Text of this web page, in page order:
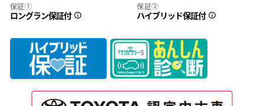
保証①
ロングラン保証付
保証②
ハイブリッド保証付